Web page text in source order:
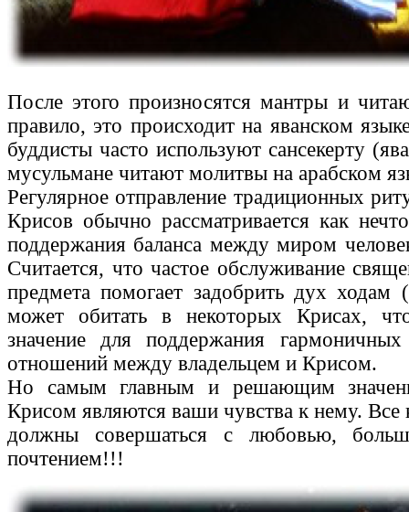
После этого произносятся мантры и
правило, это происходит на яванском
буддисты часто используют сансекерту
мусульмане читают молитвы на арабском
Регулярное отправление традиционных
Крисов обычно рассматривается как
поддержания баланса между миром
Считается, что частое обслуживание
предмета помогает задобрить дух ходам
может обитать в некоторых Крисах,
значение для поддержания
отношений между владельцем и Крисом.
Но самым главным и решающим
Крисом являются ваши чувства к нему. Все
должны совершаться с любовью,
почтением!!!